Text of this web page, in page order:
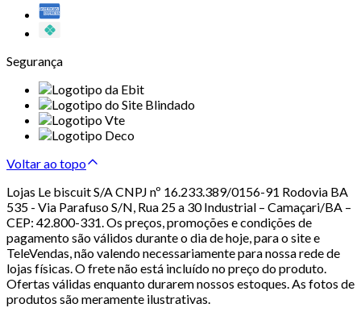
Segurança
Voltar ao topo
Lojas Le biscuit S/A CNPJ nº 16.233.389/0156-91 Rodovia BA
535 - Via Parafuso S/N, Rua 25 a 30 Industrial – Camaçari/BA –
CEP: 42.800-331. Os preços, promoções e condições de
pagamento são válidos durante o dia de hoje, para o site e
TeleVendas, não valendo necessariamente para nossa rede de
lojas físicas. O frete não está incluído no preço do produto.
Ofertas válidas enquanto durarem nossos estoques. As fotos de
produtos são meramente ilustrativas.